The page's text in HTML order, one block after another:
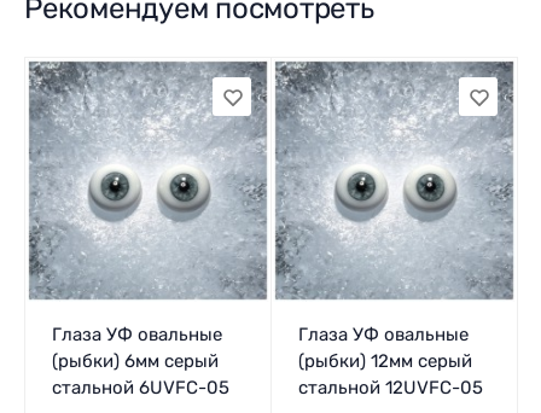
Рекомендуем посмотреть
Глаза УФ овальные
(рыбки) 6мм серый
стальной 6UVFC-05
Глаза УФ овальные
(рыбки) 12мм серый
стальной 12UVFC-05